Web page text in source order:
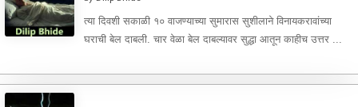
त्या दिवशी सकाळी १० वाजण्याच्या सुमारास सुशीलाने विनायकरावांच्या
घराची बेल दाबली. चार वेळा बेल दाबल्यावर सुद्धा आतून काहीच उत्तर ...